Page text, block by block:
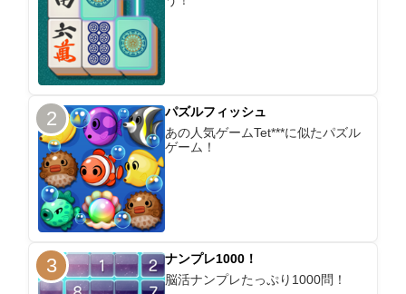
2
パズルフィッシュ
あの人気ゲームTet***に似たパズル
ゲーム！
3
ナンプレ1000！
脳活ナンプレたっぷり1000問！